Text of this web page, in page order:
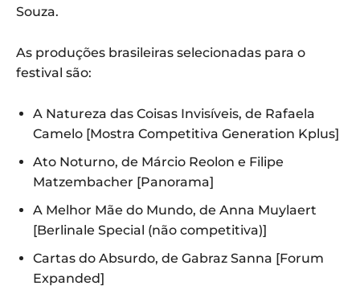
Souza.
As produções brasileiras selecionadas para o
festival são:
A Natureza das Coisas Invisíveis, de Rafaela
Camelo [Mostra Competitiva Generation Kplus]
Ato Noturno, de Márcio Reolon e Filipe
Matzembacher [Panorama]
A Melhor Mãe do Mundo, de Anna Muylaert
[Berlinale Special (não competitiva)]
Cartas do Absurdo, de Gabraz Sanna [Forum
Expanded]